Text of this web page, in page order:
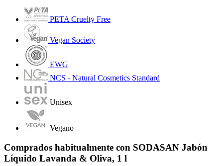
PETA Cruelty Free
Vegan Society
EWG
NCS - Natural Cosmetics Standard
Unisex
Vegano
Comprados habitualmente con SODASAN Jabón
Líquido Lavanda & Oliva, 1 l